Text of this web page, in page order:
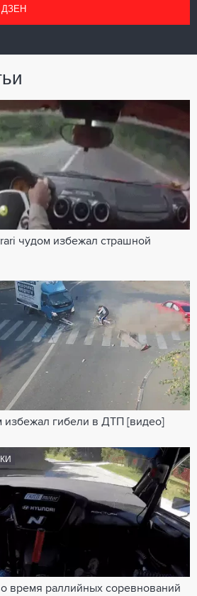
чудом избежал страшной
избежал гибели в ДТП [видео]
время раллийных соревнований